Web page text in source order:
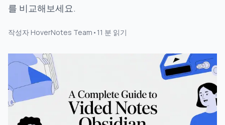
를 비교해보세요.
작성자 HoverNotes Team • 11 분 읽기